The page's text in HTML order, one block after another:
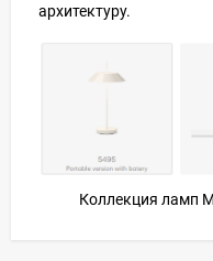
архитектуру.
Коллекция ламп